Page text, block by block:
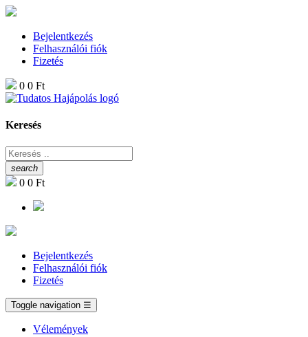
Bejelentkezés
Felhasználói fiók
Fizetés
0 0 Ft
Keresés
search
0 0 Ft
Bejelentkezés
Felhasználói fiók
Fizetés
Toggle navigation ☰
Vélemények